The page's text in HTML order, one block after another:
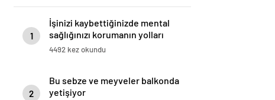
1
İşinizi kaybettiğinizde mental
sağlığınızı korumanın yolları
4492 kez okundu
2
Bu sebze ve meyveler balkonda
yetişiyor